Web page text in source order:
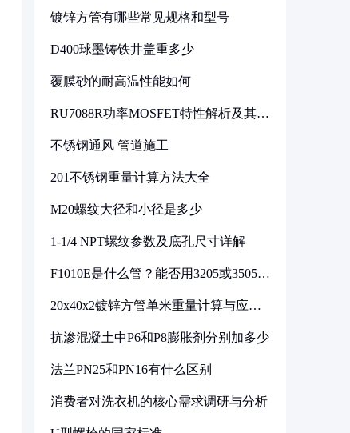
镀锌方管有哪些常见规格和型号
D400球墨铸铁井盖重多少
覆膜砂的耐高温性能如何
RU7088R功率MOSFET特性解析及其在
不锈钢通风 管道施工
201不锈钢重量计算方法大全
M20螺纹大径和小径是多少
1-1/4 NPT螺纹参数及底孔尺寸详解
F1010E是什么管？能否用3205或3505代
20x40x2镀锌方管单米重量计算与应用
抗渗混凝土中P6和P8膨胀剂分别加多少
法兰PN25和PN16有什么区别
消费者对洗衣机的核心需求调研与分析